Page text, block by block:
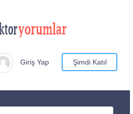
Giriş Yap Şimdi Katıl